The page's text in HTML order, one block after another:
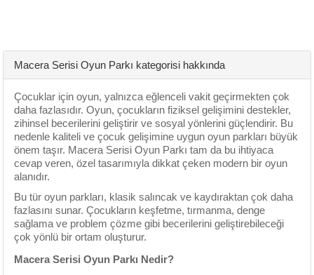
Macera Serisi Oyun Parkı kategorisi hakkında
Çocuklar için oyun, yalnızca eğlenceli vakit geçirmekten çok
daha fazlasıdır. Oyun, çocukların fiziksel gelişimini destekler,
zihinsel becerilerini geliştirir ve sosyal yönlerini güçlendirir. Bu
nedenle kaliteli ve çocuk gelişimine uygun oyun parkları büyük
önem taşır. Macera Serisi Oyun Parkı tam da bu ihtiyaca
cevap veren, özel tasarımıyla dikkat çeken modern bir oyun
alanıdır.
Bu tür oyun parkları, klasik salıncak ve kaydıraktan çok daha
fazlasını sunar. Çocukların keşfetme, tırmanma, denge
sağlama ve problem çözme gibi becerilerini geliştirebileceği
çok yönlü bir ortam oluşturur.
Macera Serisi Oyun Parkı Nedir?